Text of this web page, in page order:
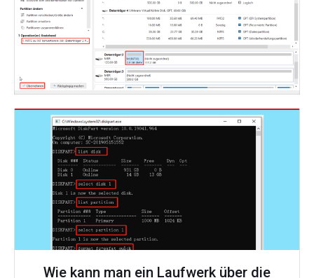
Wie kann man ein Laufwerk über die